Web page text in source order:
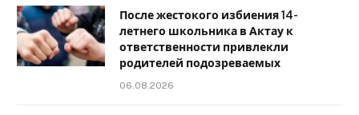
После жестокого избиения 14-
летнего школьника в Актау к
ответственности привлекли
родителей подозреваемых
06.08.2026